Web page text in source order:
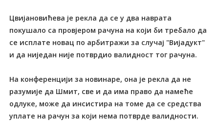
Цвијановићева је рекла да се у два наврата
покушало са провјером рачуна на који би требало да
се исплате новац по арбитражи за случај "Вијадукт"
и да ниједан није потврдио валидност тог рачуна.
На конференцији за новинаре, она је рекла да не
разумије да Шмит, све и да има право да намеће
одлуке, може да инсистира на томе да се средства
уплате на рачун за који нема потврде валидности.